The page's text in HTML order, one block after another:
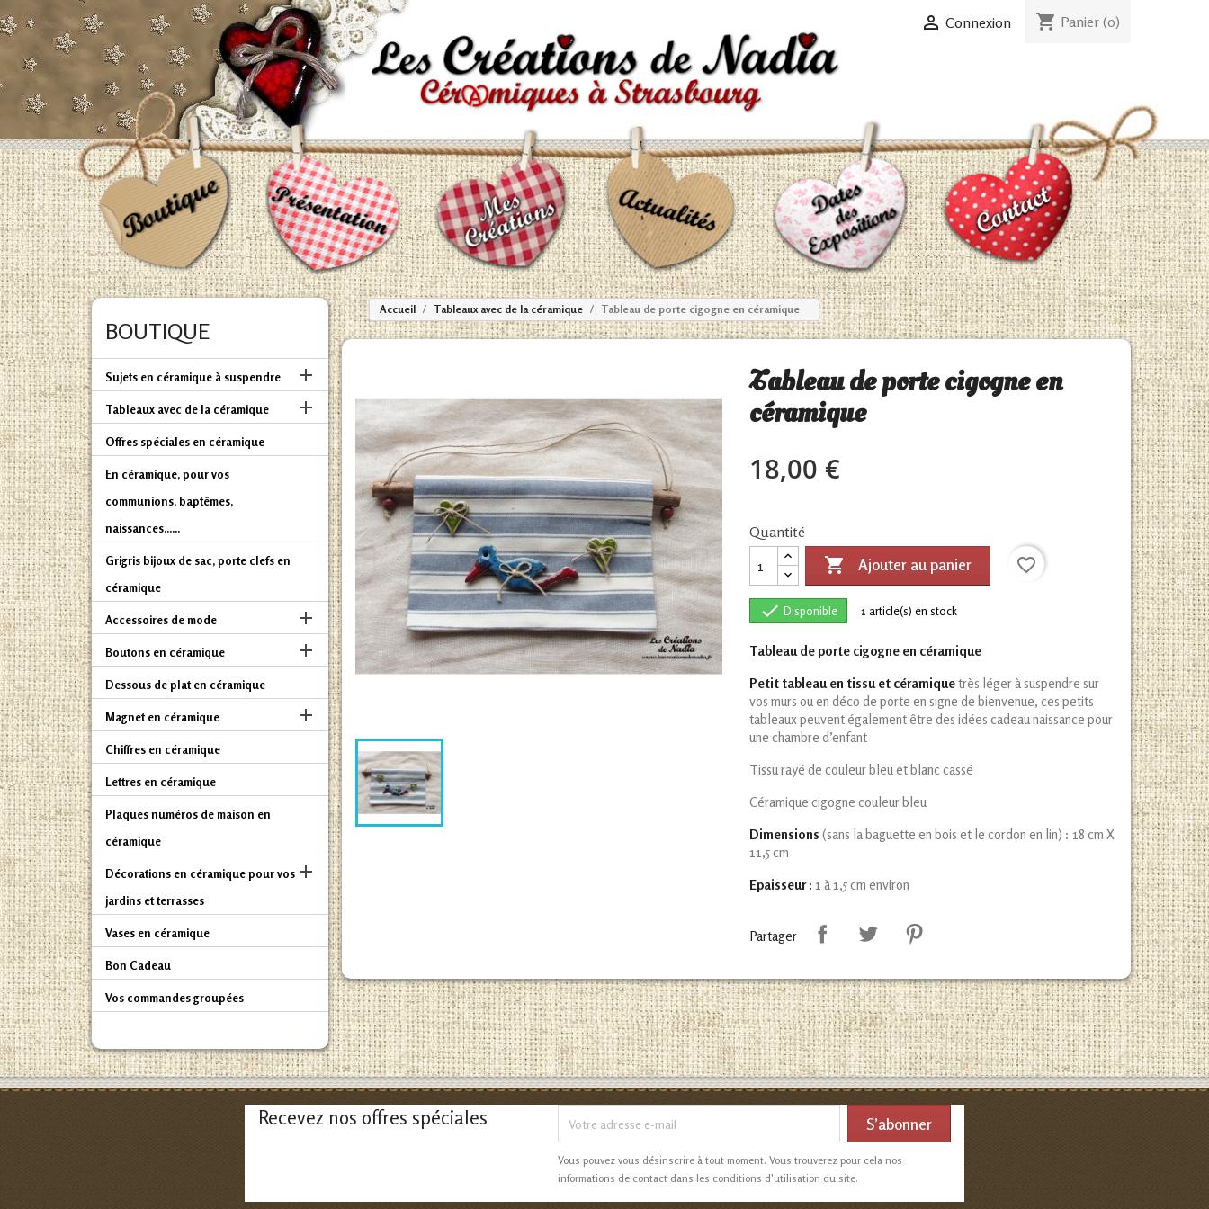
 Connexion shopping_cart Panier (0)
Accueil Tableaux avec de la céramique Tableau de porte cigogne en céramique
BOUTIQUE
Sujets en céramique à suspendre 
Tableaux avec de la céramique 
Offres spéciales en céramique
En céramique, pour vos
communions, baptêmes,
naissances......
Grigris bijoux de sac, porte clefs en
céramique
Accessoires de mode 
Boutons en céramique 
Dessous de plat en céramique
Magnet en céramique 
Chiffres en céramique
Lettres en céramique
Plaques numéros de maison en
céramique
Décorations en céramique pour vos
jardins et terrasses

Vases en céramique
Bon Cadeau
Vos commandes groupées
Tableau de porte cigogne en
céramique
18,00 €
Quantité
 Ajouter au panier favorite_border
 Disponible 1 article(s) en stock
Tableau de porte cigogne en céramique
Petit tableau en tissu et céramiquetrès léger à suspendre sur
vos murs ou en déco de porte en signe de bienvenue, ces petits
tableaux peuvent également être des idées cadeau naissance pour
une chambre d’enfant
Tissu rayé de couleur bleu et blanc cassé
Céramique cigogne couleur bleu
Dimensions (sans la baguette en bois et le cordon en lin) : 18 cm X
11,5 cm
Epaisseur : 1 à 1,5 cm environ
Partager
Recevez nos offres spéciales
Vous pouvez vous désinscrire à tout moment. Vous trouverez pour cela nos
informations de contact dans les conditions d'utilisation du site.